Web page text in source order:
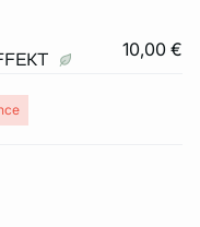
10,00 €